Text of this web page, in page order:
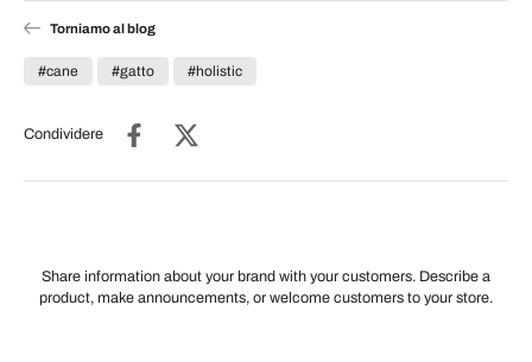
Torniamo al blog
#cane #gatto #holistic
Condividere
Share information about your brand with your customers. Describe a
product, make announcements, or welcome customers to your store.